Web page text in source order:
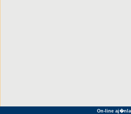
On-line